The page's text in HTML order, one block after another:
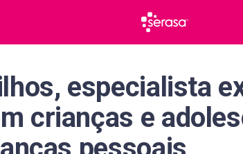
especialista
crianças e